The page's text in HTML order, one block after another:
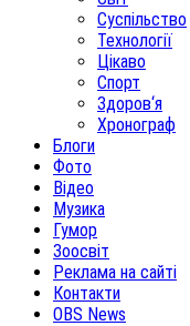
Суспільство
Технології
Цікаво
Спорт
Здоров‘я
Хронограф
Блоги
Фото
Відео
Музика
Гумор
Зоосвіт
Реклама на сайті
Контакти
OBS News